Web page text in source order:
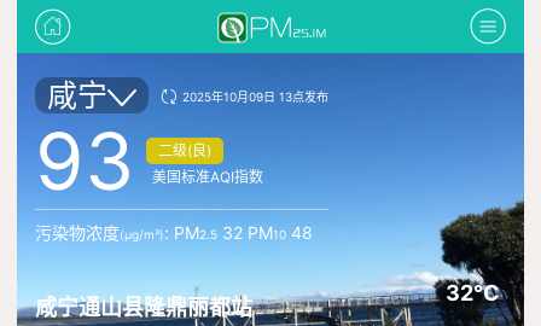
咸宁 2025年10月09日 13点发布
93
二级(良)
美国标准AQI指数
污染物浓度(μg/m³): PM2.5 32 PM10 48
咸宁通山县隆鼎丽都站
32°C